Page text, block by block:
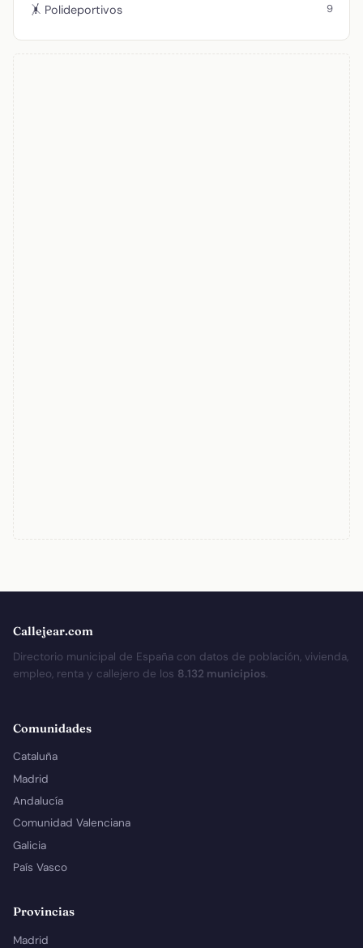
🤸 Polideportivos 9
Callejear.com
Directorio municipal de España con datos de población, vivienda,
empleo, renta y callejero de los 8.132 municipios.
Comunidades
Cataluña
Madrid
Andalucía
Comunidad Valenciana
Galicia
País Vasco
Provincias
Madrid